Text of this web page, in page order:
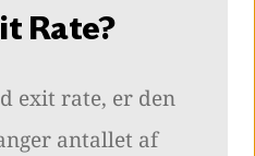
Rate?
exit rate, er den
antallet af